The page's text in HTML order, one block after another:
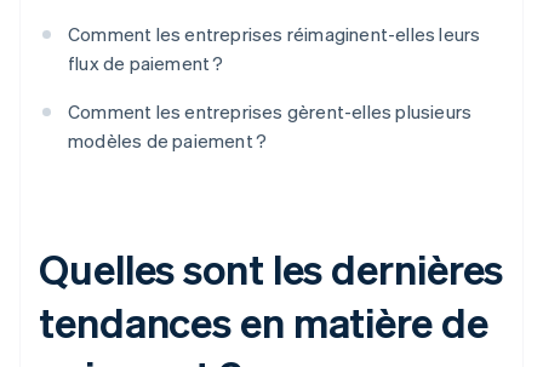
Comment les entreprises réimaginent-elles leurs
flux de paiement ?
Comment les entreprises gèrent-elles plusieurs
modèles de paiement ?
Quelles sont les dernières
tendances en matière de